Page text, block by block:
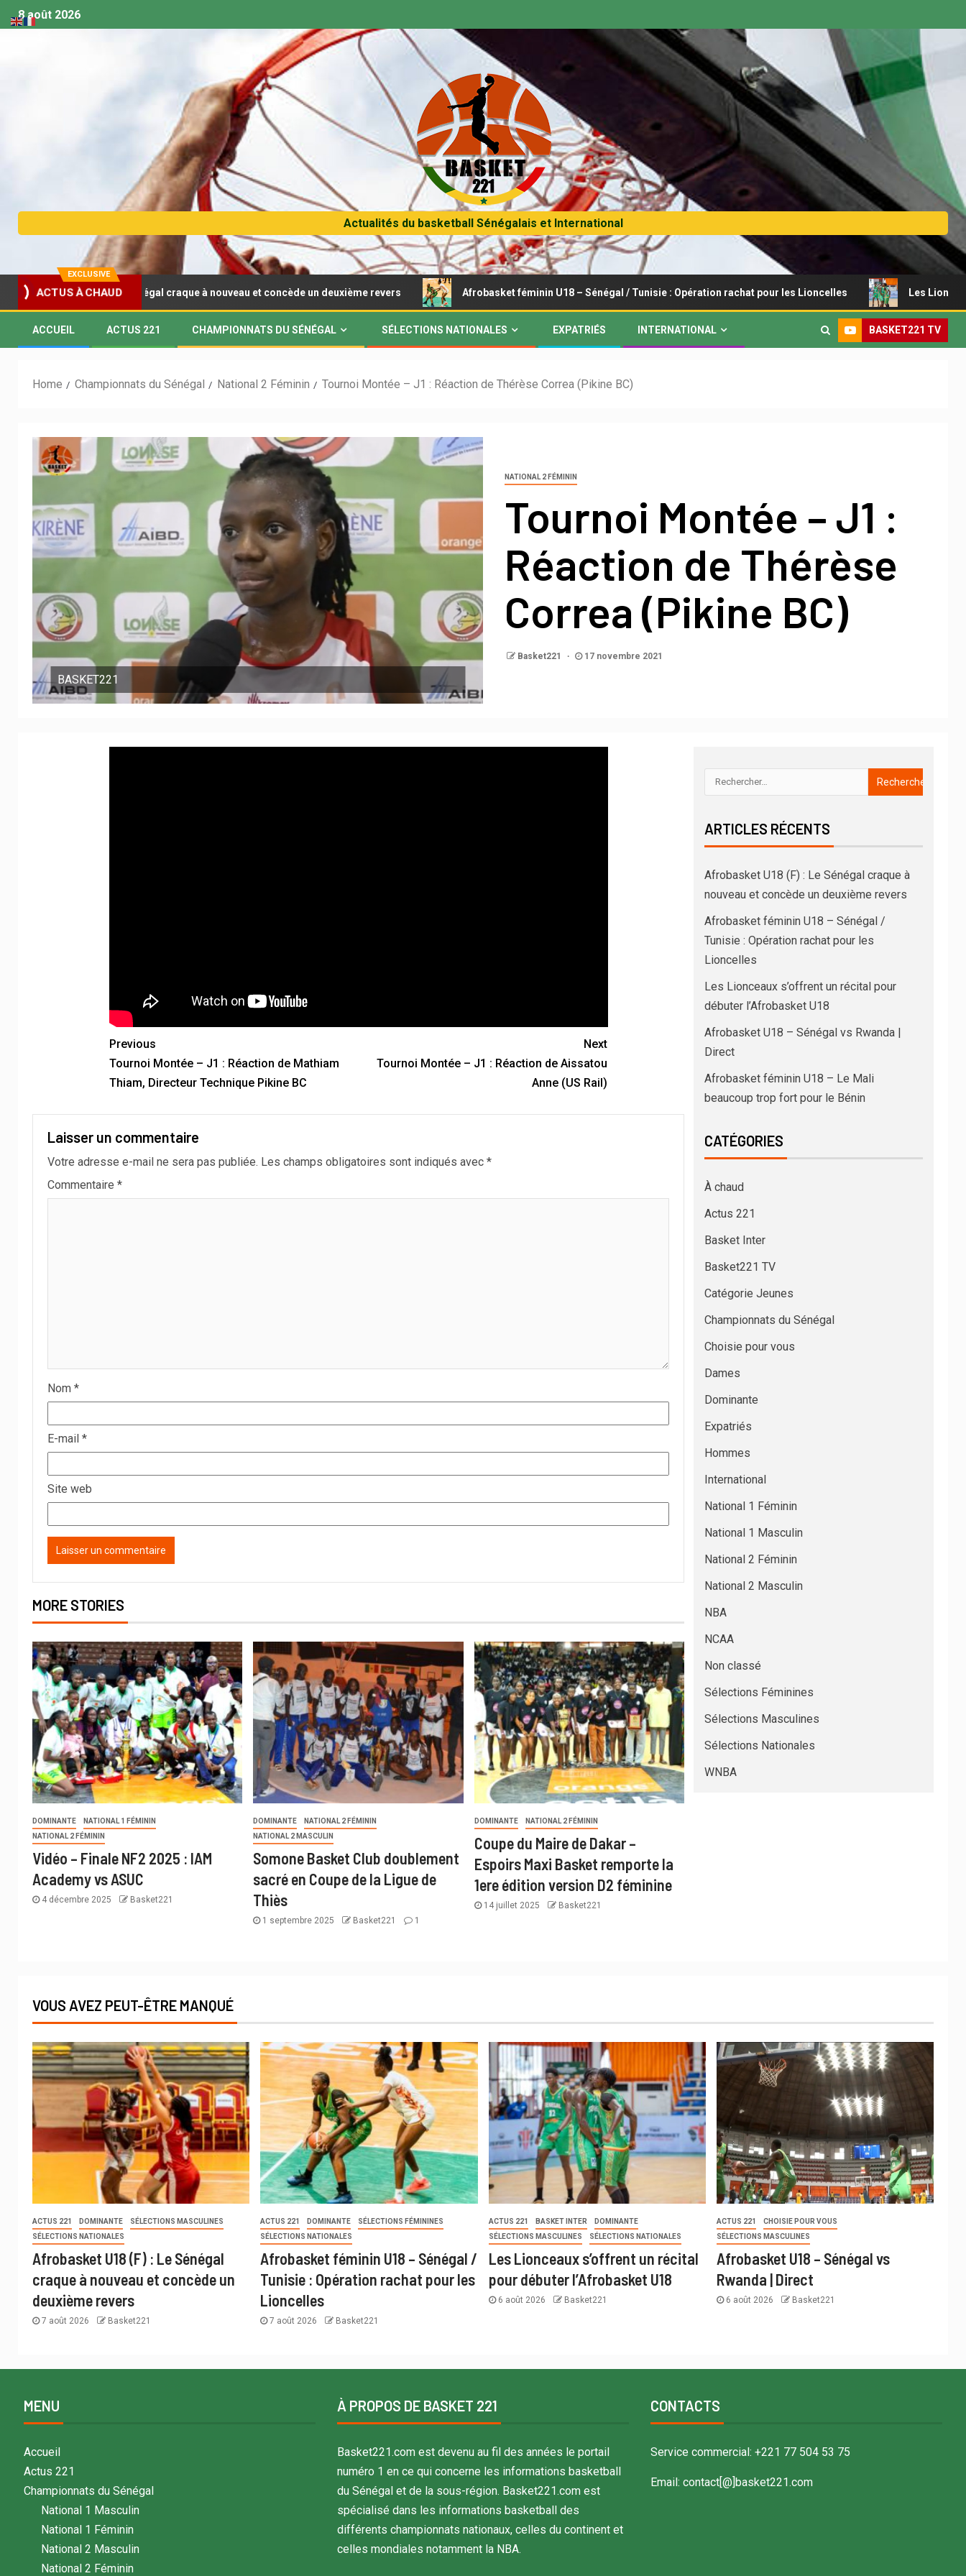
8 août 2026
Actualités du basketball Sénégalais et International
EXCLUSIVE
ACTUS À CHAUD
U18 (F) : Le Sénégal craque à nouveau et concède un deuxième revers Afrobasket féminin U18 – Sénégal / Tunisie : Opération rachat pour les Lioncelles Les Lionceaux
ACCUEIL ACTUS 221 CHAMPIONNATS DU SÉNÉGAL SÉLECTIONS NATIONALES EXPATRIÉS INTERNATIONAL BASKET221 TV
Home Championnats du Sénégal National 2 Féminin Tournoi Montée – J1 : Réaction de Thérèse Correa (Pikine BC)
BASKET221
NATIONAL 2 FÉMININ
Tournoi Montée – J1 :
Réaction de Thérèse
Correa (Pikine BC)
Basket221 17 novembre 2021
Previous
Tournoi Montée – J1 : Réaction de Mathiam
Thiam, Directeur Technique Pikine BC
Next
Tournoi Montée – J1 : Réaction de Aissatou
Anne (US Rail)
Laisser un commentaire
Votre adresse e-mail ne sera pas publiée. Les champs obligatoires sont indiqués avec *
Commentaire *
Nom *
E-mail *
Site web
MORE STORIES
DOMINANTE
NATIONAL 1 FÉMININ
NATIONAL 2 FÉMININ
Vidéo – Finale NF2 2025 : IAM
Academy vs ASUC
4 décembre 2025 Basket221
DOMINANTE
NATIONAL 2 FÉMININ
NATIONAL 2 MASCULIN
Somone Basket Club doublement
sacré en Coupe de la Ligue de
Thiès
1 septembre 2025 Basket221 1
DOMINANTE NATIONAL 2 FÉMININ
Coupe du Maire de Dakar –
Espoirs Maxi Basket remporte la
1ere édition version D2 féminine
14 juillet 2025 Basket221
ARTICLES RÉCENTS
Afrobasket U18 (F) : Le Sénégal craque à
nouveau et concède un deuxième revers
Afrobasket féminin U18 – Sénégal /
Tunisie : Opération rachat pour les
Lioncelles
Les Lionceaux s’offrent un récital pour
débuter l’Afrobasket U18
Afrobasket U18 – Sénégal vs Rwanda |
Direct
Afrobasket féminin U18 – Le Mali
beaucoup trop fort pour le Bénin
CATÉGORIES
À chaud
Actus 221
Basket Inter
Basket221 TV
Catégorie Jeunes
Championnats du Sénégal
Choisie pour vous
Dames
Dominante
Expatriés
Hommes
International
National 1 Féminin
National 1 Masculin
National 2 Féminin
National 2 Masculin
NBA
NCAA
Non classé
Sélections Féminines
Sélections Masculines
Sélections Nationales
WNBA
VOUS AVEZ PEUT-ÊTRE MANQUÉ
ACTUS 221 DOMINANTE
SÉLECTIONS MASCULINES
SÉLECTIONS NATIONALES
Afrobasket U18 (F) : Le Sénégal
craque à nouveau et concède un
deuxième revers
7 août 2026 Basket221
ACTUS 221 DOMINANTE
SÉLECTIONS FÉMININES
SÉLECTIONS NATIONALES
Afrobasket féminin U18 – Sénégal /
Tunisie : Opération rachat pour les
Lioncelles
7 août 2026 Basket221
ACTUS 221 BASKET INTER
DOMINANTE
SÉLECTIONS MASCULINES
SÉLECTIONS NATIONALES
Les Lionceaux s’offrent un récital
pour débuter l’Afrobasket U18
6 août 2026 Basket221
ACTUS 221
CHOISIE POUR VOUS
SÉLECTIONS MASCULINES
Afrobasket U18 – Sénégal vs
Rwanda | Direct
6 août 2026 Basket221
MENU
Accueil
Actus 221
Championnats du Sénégal
National 1 Masculin
National 1 Féminin
National 2 Masculin
National 2 Féminin
À PROPOS DE BASKET 221
Basket221.com est devenu au fil des années le portail
numéro 1 en ce qui concerne les informations basketball
du Sénégal et de la sous-région. Basket221.com est
spécialisé dans les informations basketball des
différents championnats nationaux, celles du continent et
celles mondiales notamment la NBA.
CONTACTS
Service commercial: +221 77 504 53 75
Email: contact[@]basket221.com